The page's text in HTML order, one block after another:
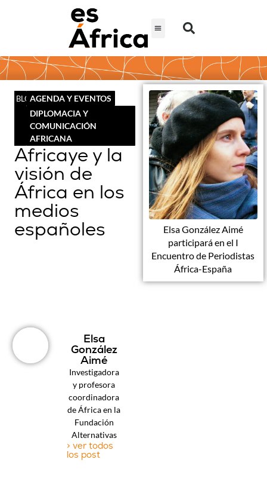
BLOGAGENDA Y EVENTOS
DIPLOMACIA Y
COMUNICACIÓN
AFRICANA
Africaye y la
visión de
África en los
medios
españoles
Elsa González Aimé
participará en el I
Encuentro de Periodistas
África-España
Elsa
González
Aimé
Investigadora
y profesora
coordinadora
de África en la
Fundación
Alternativas
> ver todos
los post